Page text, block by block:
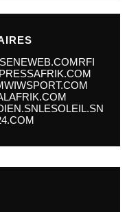
RFI
PRESSAFRIK.COM
WIWSPORT.COM
LESOLEIL.SN